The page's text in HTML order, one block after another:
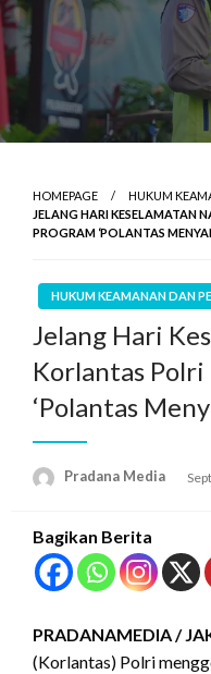
HOMEPAGE
HUKUM
JELANG HARI KESELAMATAN
PROGRAM ‘POLANTAS
HUKUM KEAMANAN DAN
Jelang Hari
Korlantas
‘Polantas
Pradana Media
Bagikan Berita
PRADANAMEDIA /
(Korlantas) Polri